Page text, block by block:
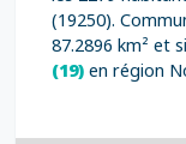
(19250).
87.2896 km² et
(19) en région